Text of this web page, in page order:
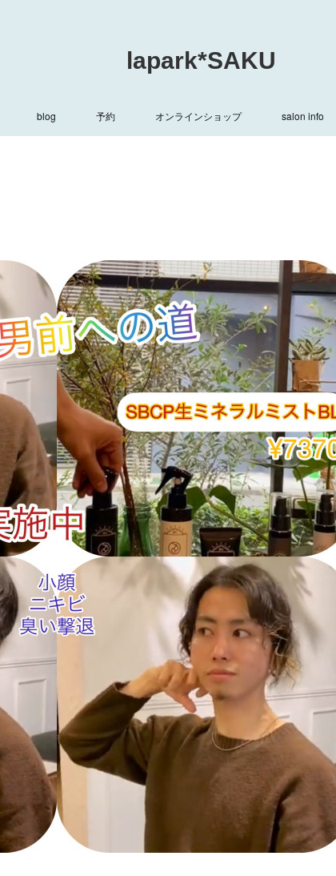
lapark*SAKU
blog 予約 オンラインショップ salon info